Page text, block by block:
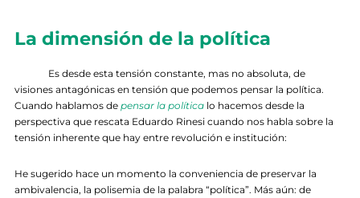
La dimensión de la política
Es desde esta tensión constante, mas no absoluta, de
visiones antagónicas en tensión que podemos pensar la política.
Cuando hablamos de pensar la política lo hacemos desde la
perspectiva que rescata Eduardo Rinesi cuando nos habla sobre la
tensión inherente que hay entre revolución e institución:
He sugerido hace un momento la conveniencia de preservar la
ambivalencia, la polisemia de la palabra “política”. Más aún: de